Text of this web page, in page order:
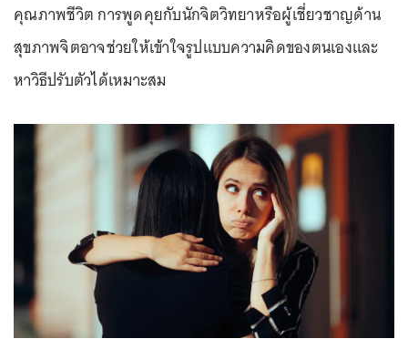
คุณภาพชีวิต การพูดคุยกับนักจิตวิทยาหรือผู้เชี่ยวชาญด้าน
สุขภาพจิตอาจช่วยให้เข้าใจรูปแบบความคิดของตนเองและ
หาวิธีปรับตัวได้เหมาะสม